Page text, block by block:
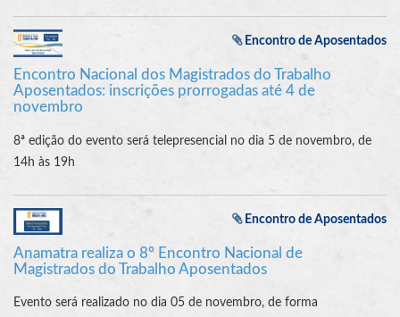
Encontro de Aposentados
Encontro Nacional dos Magistrados do Trabalho
Aposentados: inscrições prorrogadas até 4 de
novembro
8ª edição do evento será telepresencial no dia 5 de novembro, de
14h às 19h
Encontro de Aposentados
Anamatra realiza o 8º Encontro Nacional de
Magistrados do Trabalho Aposentados
Evento será realizado no dia 05 de novembro, de forma